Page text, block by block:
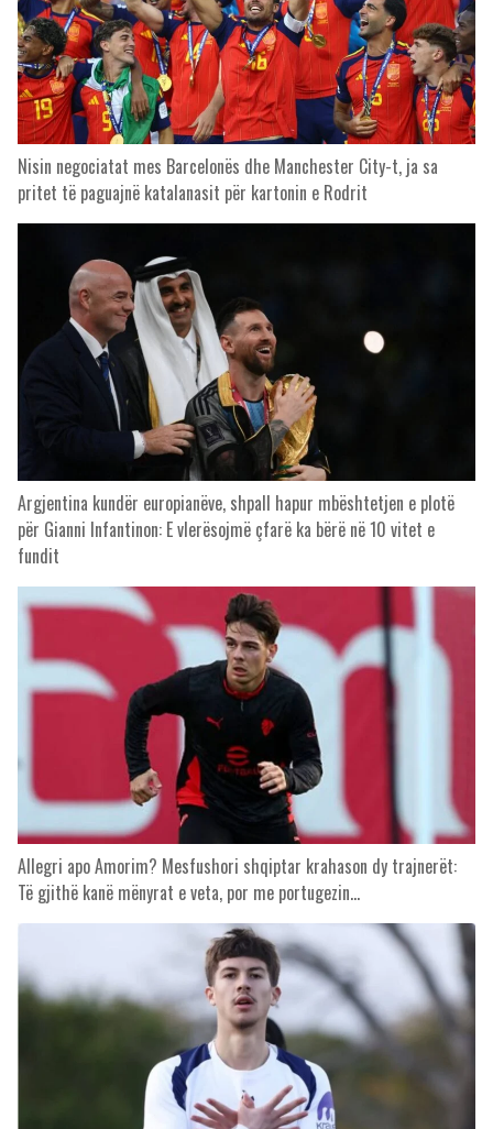
Nisin negociatat mes Barcelonës dhe Manchester City-t, ja sa
pritet të paguajnë katalanasit për kartonin e Rodrit
Argjentina kundër europianëve, shpall hapur mbështetjen e plotë
për Gianni Infantinon: E vlerësojmë çfarë ka bërë në 10 vitet e
fundit
Allegri apo Amorim? Mesfushori shqiptar krahason dy trajnerët:
Të gjithë kanë mënyrat e veta, por me portugezin…